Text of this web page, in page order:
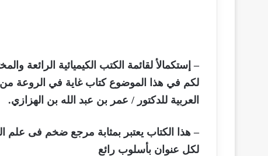
– إستكمالأ لقائمة الكتب الكيميائية الرائعة
لكم في هذا الموضوع كتاب غاية في الروعة
العربية للدكتور / عمر بن عبد الله بن الهزازي.
– هذا الكتاب يعتبر بمثابة مرجع ضخم فى علم
لكل عنوان بأسلوب رائع